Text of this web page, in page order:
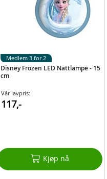
Disney Frozen LED Nattlampe - 15
cm
Vår lavpris:
117,-
Kjøp nå
Medlem 3 for 2